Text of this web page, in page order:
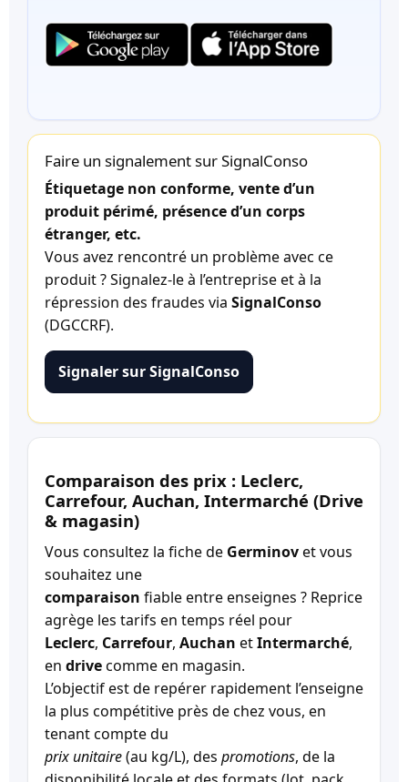
Faire un signalement sur SignalConso
Étiquetage non conforme, vente d’un
produit périmé, présence d’un corps
étranger, etc.
Vous avez rencontré un problème avec ce
produit ? Signalez-le à l’entreprise et à la
répression des fraudes via SignalConso
(DGCCRF).
Signaler sur SignalConso
Comparaison des prix : Leclerc,
Carrefour, Auchan, Intermarché (Drive
& magasin)
Vous consultez la fiche de Germinovet vous
souhaitez une
comparaison fiable entre enseignes ? Reprice
agrège les tarifs en temps réel pour
Leclerc, Carrefour, Auchan etIntermarché,
en drivecomme en magasin.
L’objectif est de repérer rapidement l’enseigne
la plus compétitive près de chez vous, en
tenant compte du
prix unitaire(au kg/L), des promotions, de la